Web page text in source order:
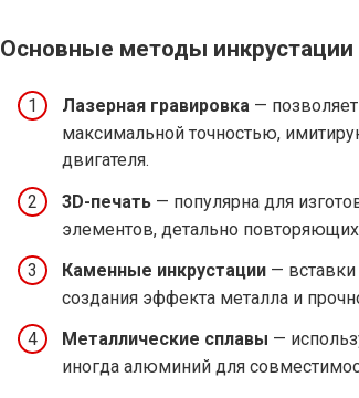
Основные методы инкрустации
Лазерная гравировка —
максимальной точностью,
двигателя.
3D-печать — популярна для
элементов, детально
Каменные инкрустации — вставки
создания эффекта металла и
Металлические сплавы —
иногда алюминий для